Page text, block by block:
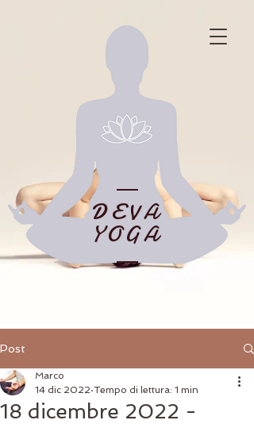
DEVA
YOGA
Post
18 dicembre 2022 -
Marco
14 dic 2022 Tempo di lettura: 1 min